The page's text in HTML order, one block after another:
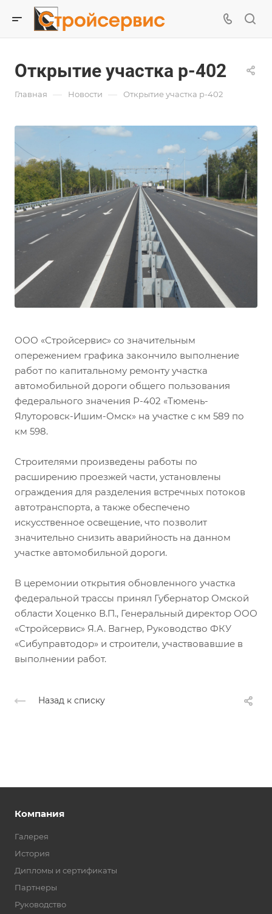
Открытие участка р-402
Главная — Новости — Открытие участка р-402
ООО «Стройсервис» со значительным
опережением графика закончило выполнение
работ по капитальному ремонту участка
автомобильной дороги общего пользования
федерального значения Р-402 «Тюмень-
Ялуторовск-Ишим-Омск» на участке с км 589 по
км 598.
Строителями произведены работы по
расширению проезжей части, установлены
ограждения для разделения встречных потоков
автотранспорта, а также обеспечено
искусственное освещение, что позволит
значительно снизить аварийность на данном
участке автомобильной дороги.
В церемонии открытия обновленного участка
федеральной трассы принял Губернатор Омской
области Хоценко В.П., Генеральный директор ООО
«Стройсервис» Я.А. Вагнер, Руководство ФКУ
«Сибуправтодор» и строители, участвовавшие в
выполнении работ.
Назад к списку
Компания
Галерея
История
Дипломы и сертификаты
Партнеры
Руководство